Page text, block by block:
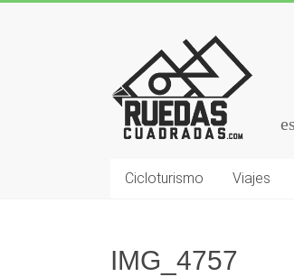
Cicloturismo Viajes
IMG_4757